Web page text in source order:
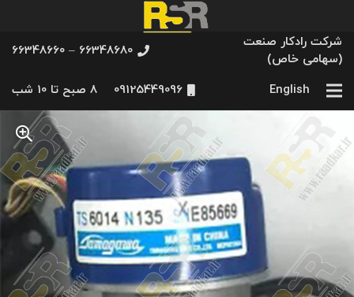
شرکت رادکار صنعت
(سهامی خاص)
66348680 – 66348660
English
09125449096 8 صبح تا 10 شب